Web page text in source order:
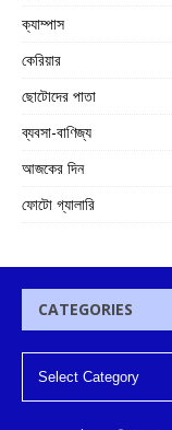
ক্যাম্পাস
কেরিয়ার
ছোটোদের পাতা
ব্যবসা-বাণিজ্য
আজকের দিন
ফোটো গ্যালারি
CATEGORIES